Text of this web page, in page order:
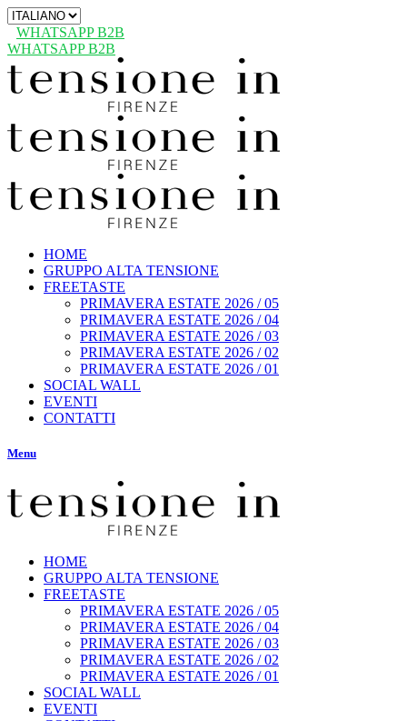
Scegli
una
lingua
WHATSAPP B2B
WHATSAPP B2B
HOME
GRUPPO ALTA TENSIONE
FREETASTE
PRIMAVERA ESTATE 2026 / 05
PRIMAVERA ESTATE 2026 / 04
PRIMAVERA ESTATE 2026 / 03
PRIMAVERA ESTATE 2026 / 02
PRIMAVERA ESTATE 2026 / 01
SOCIAL WALL
EVENTI
CONTATTI
Menu
HOME
GRUPPO ALTA TENSIONE
FREETASTE
PRIMAVERA ESTATE 2026 / 05
PRIMAVERA ESTATE 2026 / 04
PRIMAVERA ESTATE 2026 / 03
PRIMAVERA ESTATE 2026 / 02
PRIMAVERA ESTATE 2026 / 01
SOCIAL WALL
EVENTI